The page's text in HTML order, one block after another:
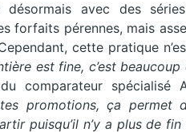
désormais avec des
forfaits pérennes, mais
cette pratique
est fine, c’est beaucoup
comparateur spécialisé
promotions, ça permet
puisqu’il n’y a plus de